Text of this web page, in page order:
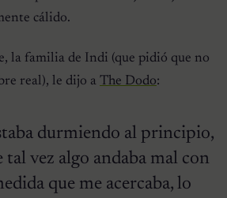
cálido.
la familia de Indi (que pidió que no
real), le dijo a The Dodo:
durmiendo al principio,
tal vez algo andaba mal con
que me acercaba, lo